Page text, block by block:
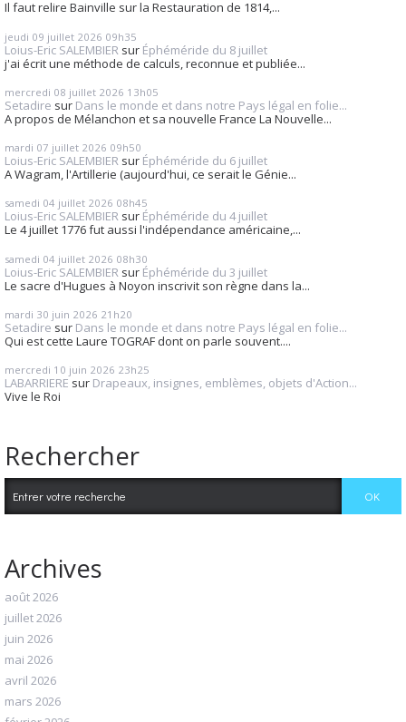
Il faut relire Bainville sur la Restauration de 1814,...
jeudi 09 juillet 2026 09h35
Loius-Eric SALEMBIER sur Éphéméride du 8 juillet
j'ai écrit une méthode de calculs, reconnue et publiée...
mercredi 08 juillet 2026 13h05
Setadire sur Dans le monde et dans notre Pays légal en folie...
A propos de Mélanchon et sa nouvelle France La Nouvelle...
mardi 07 juillet 2026 09h50
Loius-Eric SALEMBIER sur Éphéméride du 6 juillet
A Wagram, l'Artillerie (aujourd'hui, ce serait le Génie...
samedi 04 juillet 2026 08h45
Loius-Eric SALEMBIER sur Éphéméride du 4 juillet
Le 4 juillet 1776 fut aussi l'indépendance américaine,...
samedi 04 juillet 2026 08h30
Loius-Eric SALEMBIER sur Éphéméride du 3 juillet
Le sacre d'Hugues à Noyon inscrivit son règne dans la...
mardi 30 juin 2026 21h20
Setadire sur Dans le monde et dans notre Pays légal en folie...
Qui est cette Laure TOGRAF dont on parle souvent....
mercredi 10 juin 2026 23h25
LABARRIERE sur Drapeaux, insignes, emblèmes, objets d'Action...
Vive le Roi
Rechercher
Archives
août 2026
juillet 2026
juin 2026
mai 2026
avril 2026
mars 2026